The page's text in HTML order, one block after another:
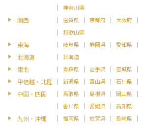
神奈川県
関西 滋賀県 京都府 大阪府
和歌山県
東海 岐阜県 静岡県 愛知県
北海道 北海道
東北 青森県 岩手県 宮城県
甲信越・北陸 新潟県 富山県 石川県
中国・四国 鳥取県 島根県 岡山県
香川県
愛媛県 高知県
九州・沖縄 福岡県 佐賀県 長崎県